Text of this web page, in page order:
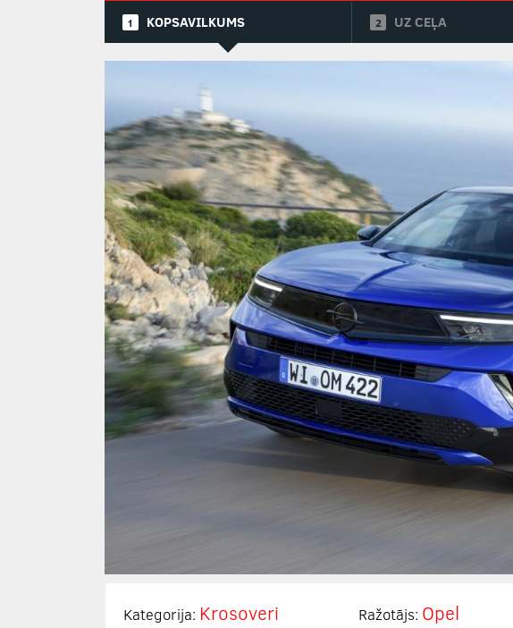
KOPSAVILKUMS UZ CEĻA
Kategorija: Krosoveri Ražotājs: Opel